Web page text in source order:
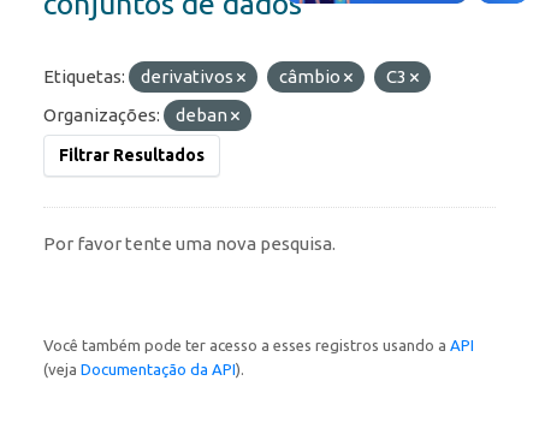
Etiquetas: derivativos câmbio
C3
Organizações:
deban
Filtrar Resultados
Por favor tente uma nova pesquisa.
Você também pode ter acesso a esses registros usando a API
(veja Documentação da API).